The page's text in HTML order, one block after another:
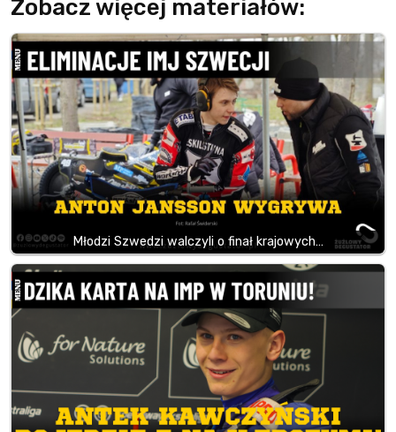
Zobacz więcej materiałów:
Młodzi Szwedzi walczyli o finał krajowych…